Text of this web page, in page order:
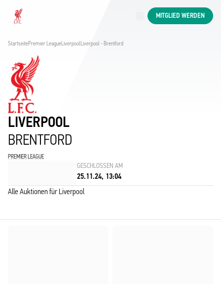
Now live
MITGLIED WERDEN
StartseitePremier LeagueLiverpoolLiverpool - Brentford
LIVERPOOL
BRENTFORD
PREMIER LEAGUE
GESCHLOSSEN AM
25.11.24, 13:04
Alle Auktionen für Liverpool